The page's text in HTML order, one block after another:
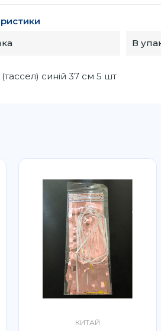
В
синій 37 см 5 шт
КИТАЙ